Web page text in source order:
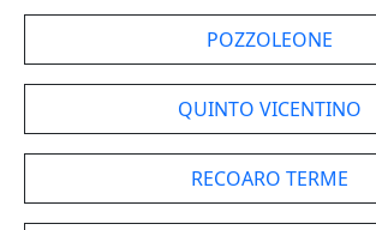
POZZOLEONE
QUINTO VICENTINO
RECOARO TERME